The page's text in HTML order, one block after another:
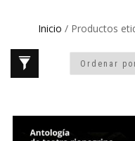
Inicio / Productos